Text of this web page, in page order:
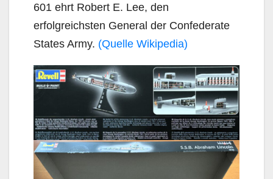
601 ehrt Robert E. Lee, den
erfolgreichsten General der Confederate
States Army. (Quelle Wikipedia)